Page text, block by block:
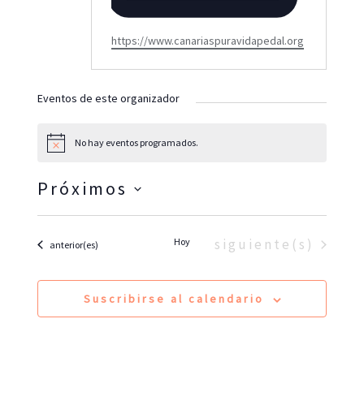
W
s
e
https://www.canariaspuravidapedal.org
Eventos de este organizador
s
No hay eventos programados.
Próximos
S
e
Eventos
anterior(es) Hoy Eventos
siguiente(s)
Suscribirse al calendario